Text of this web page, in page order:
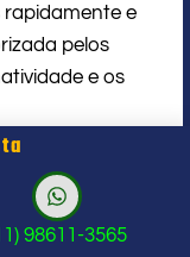
rapidamente e
pelos
e os
98611-3565